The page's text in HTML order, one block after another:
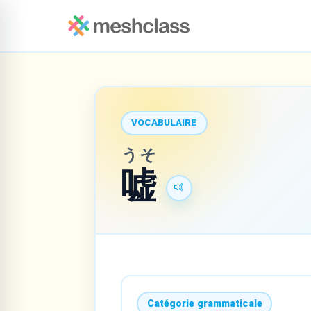
VOCABULAIRE
嘘
うそ
Catégorie grammaticale